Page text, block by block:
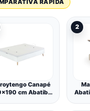
RÁPIDA
Canapé
cm Abatible
2